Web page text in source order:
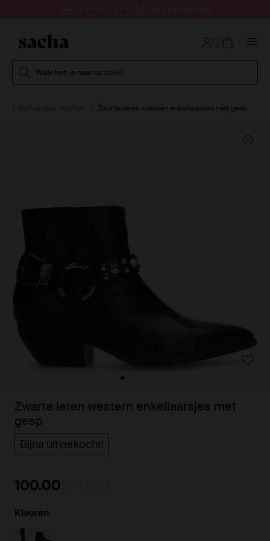
Waar ben je naar op zoek?
Zwarte leren western enkellaarsjes met gesp
Zwarte leren western enkellaarsjes met
gesp
Bijna uitverkocht!
100.00
Kleuren